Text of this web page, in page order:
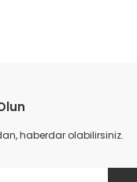
haberdar olabilirsiniz.